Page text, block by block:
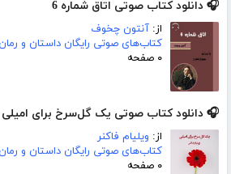
🎧 دانلود کتاب صوتی اتاق شماره 6
از: آنتون چخوف
کتاب‌های صوتی رایگان داستان و رمان
۰ صفحه
🎧 دانلود کتاب صوتی یک گل‌سرخ برای امیلی
از: ویلیام فاکنر
کتاب‌های صوتی رایگان داستان و رمان
۰ صفحه